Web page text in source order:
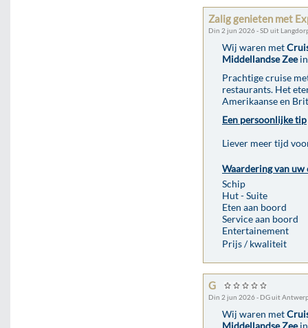
Zalig genieten met
Din 2 jun 2026 - SD uit
Wij waren met
Middellandse Zeein
Prachtige cruise
restaurants. Het
Amerikaanse en
Een persoonlijke tip
Liever meer tijd
Waardering van uw
Schip
Hut - Suite
Eten aan boord
Service aan boord
Entertainement
Prijs / kwaliteit
G
Din 2 jun 2026 - DG uit
Wij waren met
Middellandse Zeein